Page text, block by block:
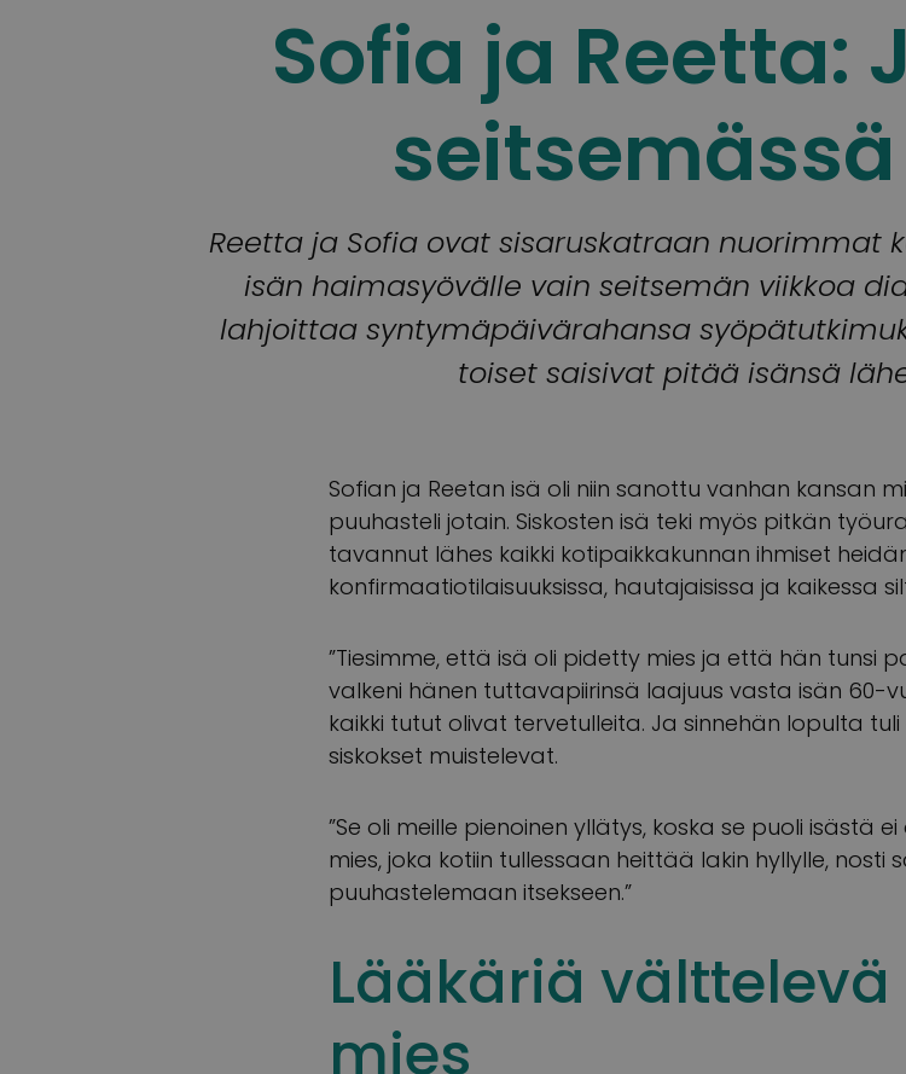
Sofia ja Reetta:
Reetta ja Sofia ovat sisaruskatraan nuorimmat
isän haimasyövälle vain seitsemän viikkoa
lahjoittaa syntymäpäivärahansa
toiset saisivat pitää isänsä
Sofian ja Reetan isä oli niin sanottu vanhan kansan
puuhasteli jotain. Siskosten isä teki myös pitkän
tavannut lähes kaikki kotipaikkakunnan ihmiset
konfirmaatiotilaisuuksissa, hautajaisissa ja kaikessa
”Tiesimme, että isä oli pidetty mies ja että hän tunsi
valkeni hänen tuttavapiirinsä laajuus vasta isän 60-
kaikki tutut olivat tervetulleita. Ja sinnehän lopulta
siskokset muistelevat.
”Se oli meille pienoinen yllätys, koska se puoli isästä
mies, joka kotiin tullessaan heittää lakin hyllylle, nosti
puuhastelemaan itsekseen.”
Lääkäriä
mies